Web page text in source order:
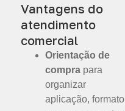
Vantagens do
atendimento
comercial
Orientação de
compra para
organizar
aplicação, formato